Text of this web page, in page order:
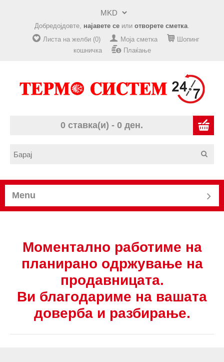
Добредојдовте, најавете се или отворете сметка.
Листа на желби (0)
Моја сметка
Шопинг
кошничка
Плаќање
0 ставка(и) - 0 ден.
Menu
Моментално работиме на
планирано одржување на
продавницата.
Ви благодариме на вашата
доверба и разбирање.